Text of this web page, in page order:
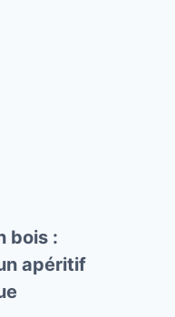
bois :
apéritif